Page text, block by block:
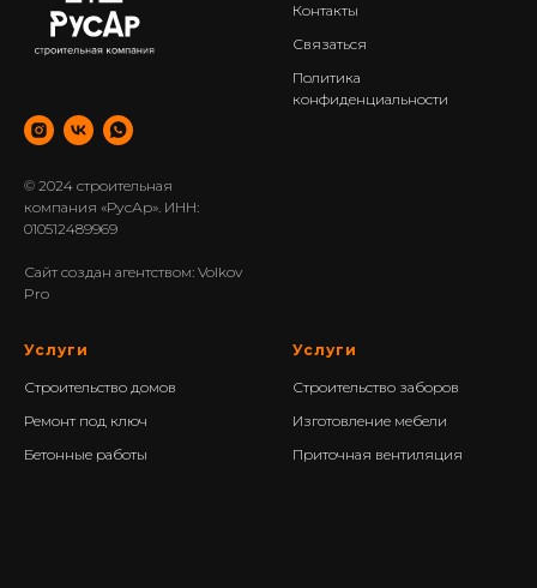
© 2024 строительная
компания «РусАр». ИНН:
010512489969
Сайт создан агентством: Volkov
Pro
Контакты
Связаться
Политика
конфиденциальности
Услуги
Строительство домов
Ремонт под ключ
Бетонные работы
Услуги
Строительство заборов
Изготовление мебели
Приточная вентиляция